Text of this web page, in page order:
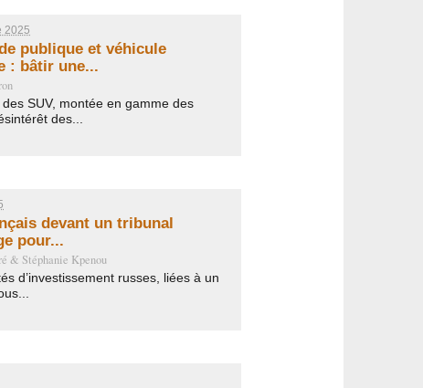
2025
publique et véhicule
: bâtir une...
SUV, montée en gamme des
des...
devant un tribunal
pour...
& Stéphanie Kpenou
d’investissement russes, liées à un